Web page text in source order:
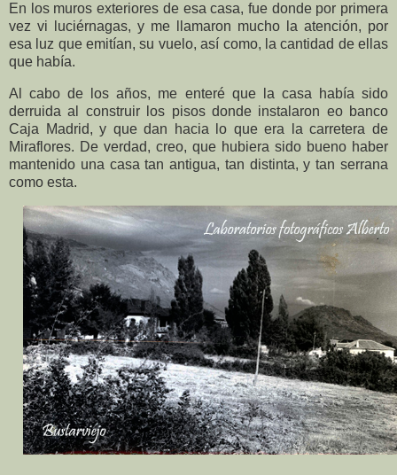
En los muros exteriores de esa casa, fue donde por primera
vez vi luciérnagas, y me llamaron mucho la atención, por
esa luz que emitían, su vuelo, así como, la cantidad de ellas
que había.
Al cabo de los años, me enteré que la casa había sido
derruida al construir los pisos donde instalaron eo banco
Caja Madrid, y que dan hacia lo que era la carretera de
Miraflores. De verdad, creo, que hubiera sido bueno haber
mantenido una casa tan antigua, tan distinta, y tan serrana
como esta.